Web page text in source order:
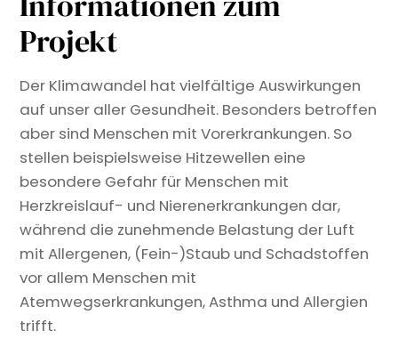
Projekt
Der Klimawandel hat vielfältige Auswirkungen
auf unser aller Gesundheit. Besonders betroffen
aber sind Menschen mit Vorerkrankungen. So
stellen beispielsweise Hitzewellen eine
besondere Gefahr für Menschen mit
Herzkreislauf- und Nierenerkrankungen dar,
während die zunehmende Belastung der Luft
mit Allergenen, (Fein-)Staub und Schadstoffen
vor allem Menschen mit
Atemwegserkrankungen, Asthma und Allergien
trifft.